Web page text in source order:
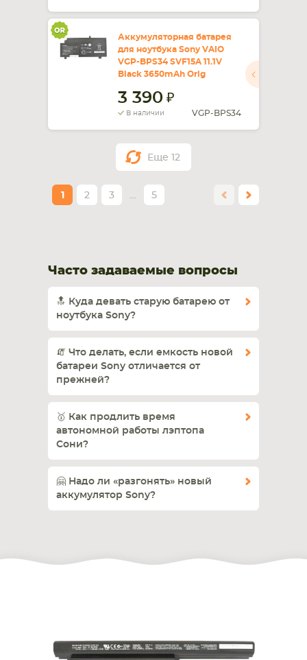
Аккумуляторная батарея
для ноутбука Sony VAIO
VGP-BPS34 SVF15A 11.1V
Black 3650mAh Orig
3 390
В наличии VGP-BPS34
Еще 12
1 2 3 … 5
Часто задаваемые вопросы
🔝 Куда девать старую батарею от
ноутбука Sony?
🧯 Что делать, если емкость новой
батареи Sony отличается от
прежней?
🥇 Как продлить время
автономной работы лэптопа
Сони?
🤗 Надо ли «разгонять» новый
аккумулятор Sony?